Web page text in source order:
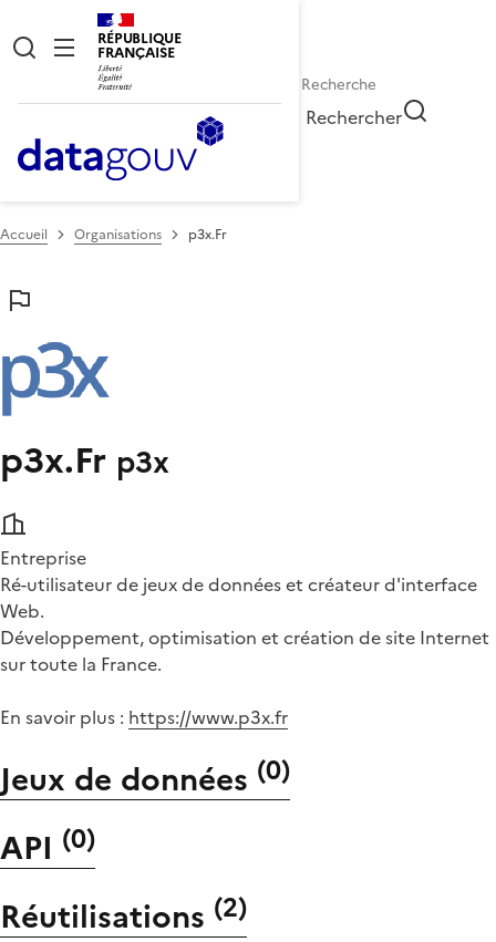
RÉPUBLIQUE
FRANÇAISE
Rechercher
Accueil Organisations p3x.Fr
p3x.Fr p3x
Entreprise
Ré-utilisateur de jeux de données et créateur d'interface
Web.
Développement, optimisation et création de site Internet
sur toute la France.
En savoir plus : https://www.p3x.fr
Jeux de données (0)
API (0)
Réutilisations (2)